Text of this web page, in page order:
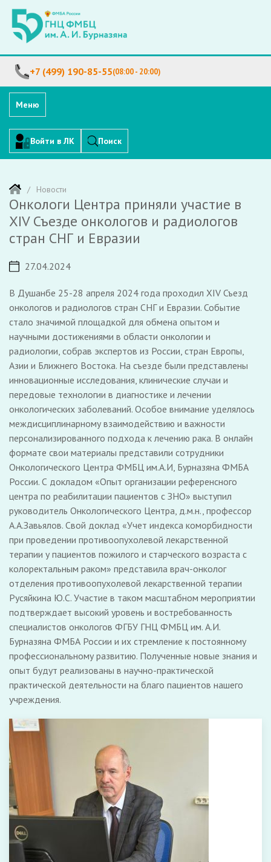
+7 (499) 190-85-55(08:00 - 20:00)
Меню
Войти в ЛК Поиск
Новости
Онкологи Центра приняли участие в
XIV Съезде онкологов и радиологов
стран СНГ и Евразии
27.04.2024
В Душанбе 25-28 апреля 2024 года проходил XIV Съезд
онкологов и радиологов стран СНГ и Евразии. Событие
стало значимой площадкой для обмена опытом и
научными достижениями в области онкологии и
радиологии, собрав экспертов из России, стран Европы,
Азии и Ближнего Востока. На съезде были представлены
инновационные исследования, клинические случаи и
передовые технологии в диагностике и лечении
онкологических заболеваний. Особое внимание уделялось
междисциплинарному взаимодействию и важности
персонализированного подхода к лечению рака. В онлайн
формате свои материалы представили сотрудники
Онкологического Центра ФМБЦ им.А.И, Бурназяна ФМБА
России. С докладом «Опыт организации референсного
центра по реабилитации пациентов с ЗНО» выступил
руководитель Онкологического Центра, д.м.н., профессор
А.А.Завьялов. Свой доклад «Учет индекса коморбидности
при проведении противоопухолевой лекарственной
терапии у пациентов пожилого и старческого возраста с
колоректальным раком» представила врач-онколог
отделения противоопухолевой лекарственной терапии
Русяйкина Ю.С. Участие в таком масштабном мероприятии
подтверждает высокий уровень и востребованность
специалистов онкологов ФГБУ ГНЦ ФМБЦ им. А.И.
Бурназяна ФМБА России и их стремление к постоянному
профессиональному развитию. Полученные новые знания и
опыт будут реализованы в научно-практической
практической деятельности на благо пациентов нашего
учреждения.